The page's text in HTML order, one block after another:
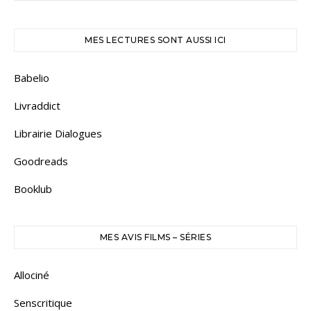
MES LECTURES SONT AUSSI ICI
Babelio
Livraddict
Librairie Dialogues
Goodreads
Booklub
MES AVIS FILMS – SÉRIES
Allociné
Senscritique